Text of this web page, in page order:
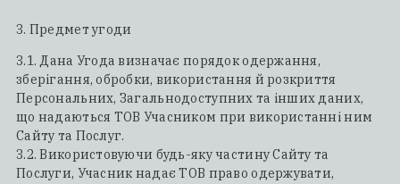
3. Предмет угоди
3.1. Дана Угода визначає порядок одержання,
зберігання, обробки, використання й розкриття
Персональних, Загальнодоступних та інших даних,
що надаються ТОВ Учасником при використанні ним
Сайту та Послуг.
3.2. Використовуючи будь-яку частину Сайту та
Послуги, Учасник надає ТОВ право одержувати,